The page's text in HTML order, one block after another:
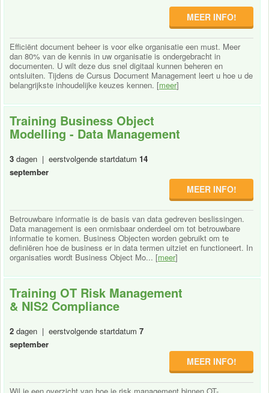
MEER INFO!
Efficiënt document beheer is voor elke organisatie een must. Meer
dan 80% van de kennis in uw organisatie is ondergebracht in
documenten. U wilt deze dus snel digitaal kunnen beheren en
ontsluiten. Tijdens de Cursus Document Management leert u hoe u de
belangrijkste inhoudelijke keuzes kennen. [meer]
Training Business Object
Modelling - Data Management
3 dagen | eerstvolgende startdatum 14
september
MEER INFO!
Betrouwbare informatie is de basis van data gedreven beslissingen.
Data management is een onmisbaar onderdeel om tot betrouwbare
informatie te komen. Business Objecten worden gebruikt om te
definiëren hoe de business er in data termen uitziet en functioneert. In
organisaties wordt Business Object Mo... [meer]
Training OT Risk Management
& NIS2 Compliance
2 dagen | eerstvolgende startdatum 7
september
MEER INFO!
Wil je een overzicht van hoe je risk management binnen OT-